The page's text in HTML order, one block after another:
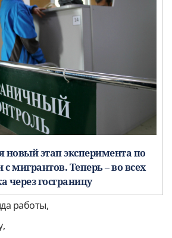
новый этап эксперимента по
мигрантов. Теперь – во всех
через госграницу
работы,